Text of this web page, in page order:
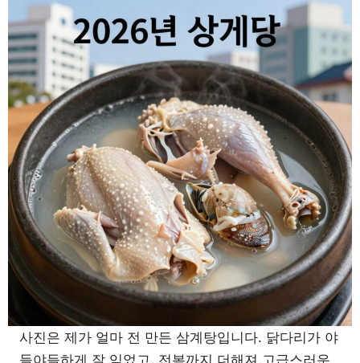
사진은 제가 얼마 전 만든 삼계탕입니다. 닭다리가 야